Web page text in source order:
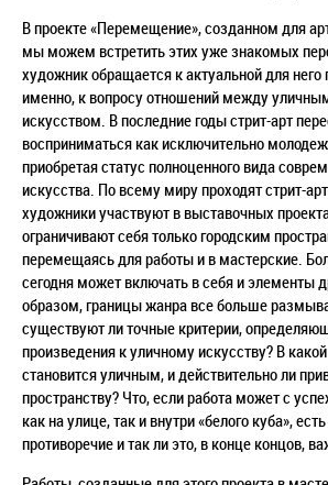
В проекте «Перемещение», созданном для
мы можем встретить этих уже знакомых
художник обращается к актуальной для
именно, к вопросу отношений между
искусством. В последние годы стрит-арт
восприниматься как исключительно
приобретая статус полноценного вида
искусства. По всему миру проходят стрит-
художники участвуют в выставочных
ограничивают себя только городским
перемещаясь для работы и в мастерские.
сегодня может включать в себя и элементы
образом, границы жанра все больше
существуют ли точные критерии,
произведения к уличному искусству? В
становится уличным, и действительно ли
пространству? Что, если работа может с
как на улице, так и внутри «белого куба»,
противоречие и так ли это, в конце концов,